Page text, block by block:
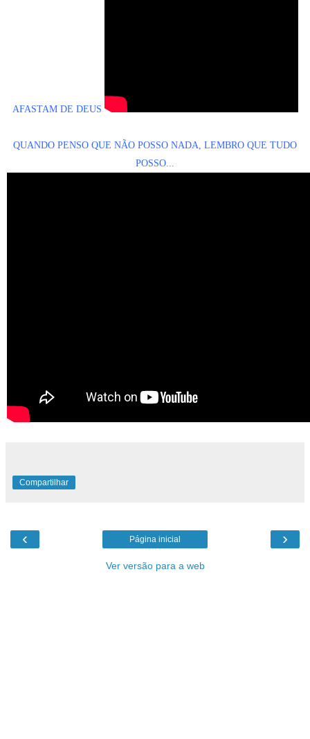
AFASTAM DE DEUS
QUANDO PENSO QUE NÃO POSSO NADA, LEMBRO QUE TUDO
POSSO...
Compartilhar
‹ ›
Página inicial
Ver versão para a web